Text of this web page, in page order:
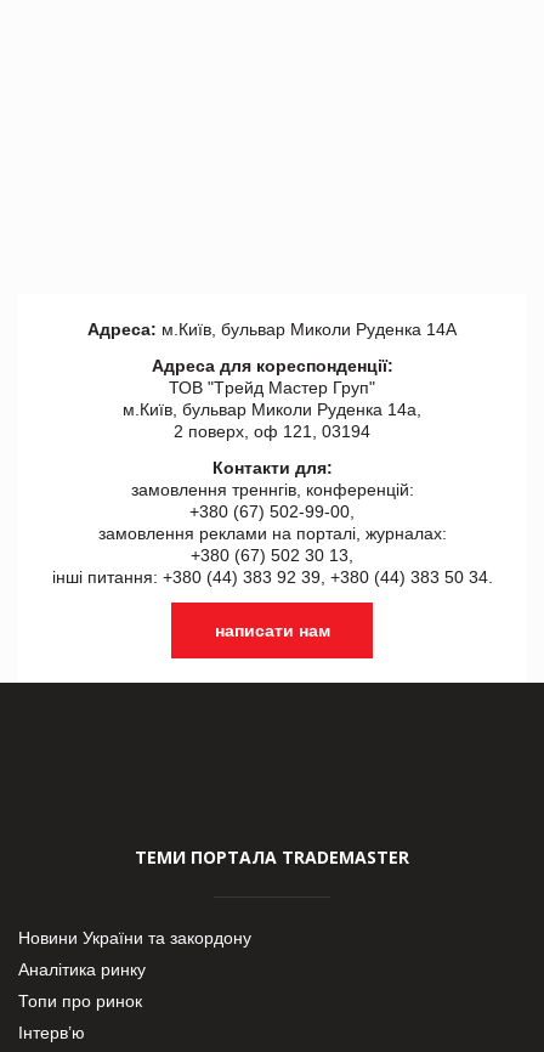
Адреса: м.Київ, бульвар Миколи Руденка 14А
Адреса для кореспонденції:
ТОВ "Tрейд Мастер Груп"
м.Київ, бульвар Миколи Руденка 14а,
2 поверх, оф 121, 03194
Контакти для:
замовлення треннгів, конференцій:
+380 (67) 502-99-00,
замовлення реклами на порталі, журналах:
+380 (67) 502 30 13,
інші питання: +380 (44) 383 92 39, +380 (44) 383 50 34.
написати нам
ТЕМИ ПОРТАЛА TRADEMASTER
Новини України та закордону
Аналітика ринку
Топи про ринок
Інтерв’ю